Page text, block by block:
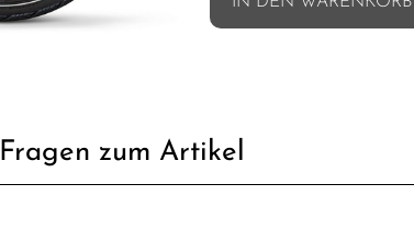
Fragen zum Artikel